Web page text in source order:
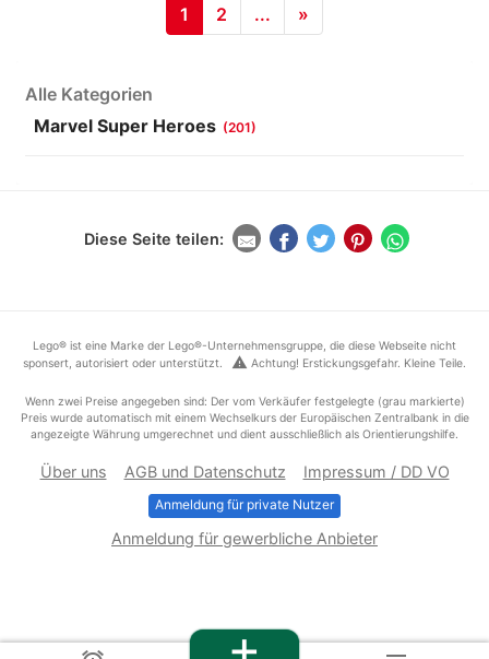
1 2 ... »
Alle Kategorien
Marvel Super Heroes (201)
Diese Seite teilen:
Lego® ist eine Marke der Lego®-Unternehmensgruppe, die diese Webseite nicht
sponsert, autorisiert oder unterstützt.
warning Achtung! Erstickungsgefahr. Kleine Teile.
Wenn zwei Preise angegeben sind: Der vom Verkäufer festgelegte (grau markierte)
Preis wurde automatisch mit einem Wechselkurs der Europäischen Zentralbank in die
angezeigte Währung umgerechnet und dient ausschließlich als Orientierungshilfe.
Über uns AGB und Datenschutz Impressum / DD VO
Anmeldung für private Nutzer
Anmeldung für gewerbliche Anbieter